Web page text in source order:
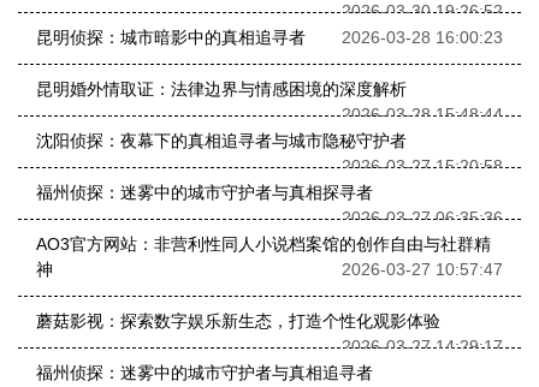
2026-03-30 19:26:52
昆明侦探：城市暗影中的真相追寻者
2026-03-28 16:00:23
昆明婚外情取证：法律边界与情感困境的深度解析
2026-03-28 15:48:44
沈阳侦探：夜幕下的真相追寻者与城市隐秘守护者
2026-03-27 15:20:58
福州侦探：迷雾中的城市守护者与真相探寻者
2026-03-27 06:35:36
AO3官方网站：非营利性同人小说档案馆的创作自由与社群精
神
2026-03-27 10:57:47
蘑菇影视：探索数字娱乐新生态，打造个性化观影体验
2026-03-27 14:29:17
福州侦探：迷雾中的城市守护者与真相追寻者